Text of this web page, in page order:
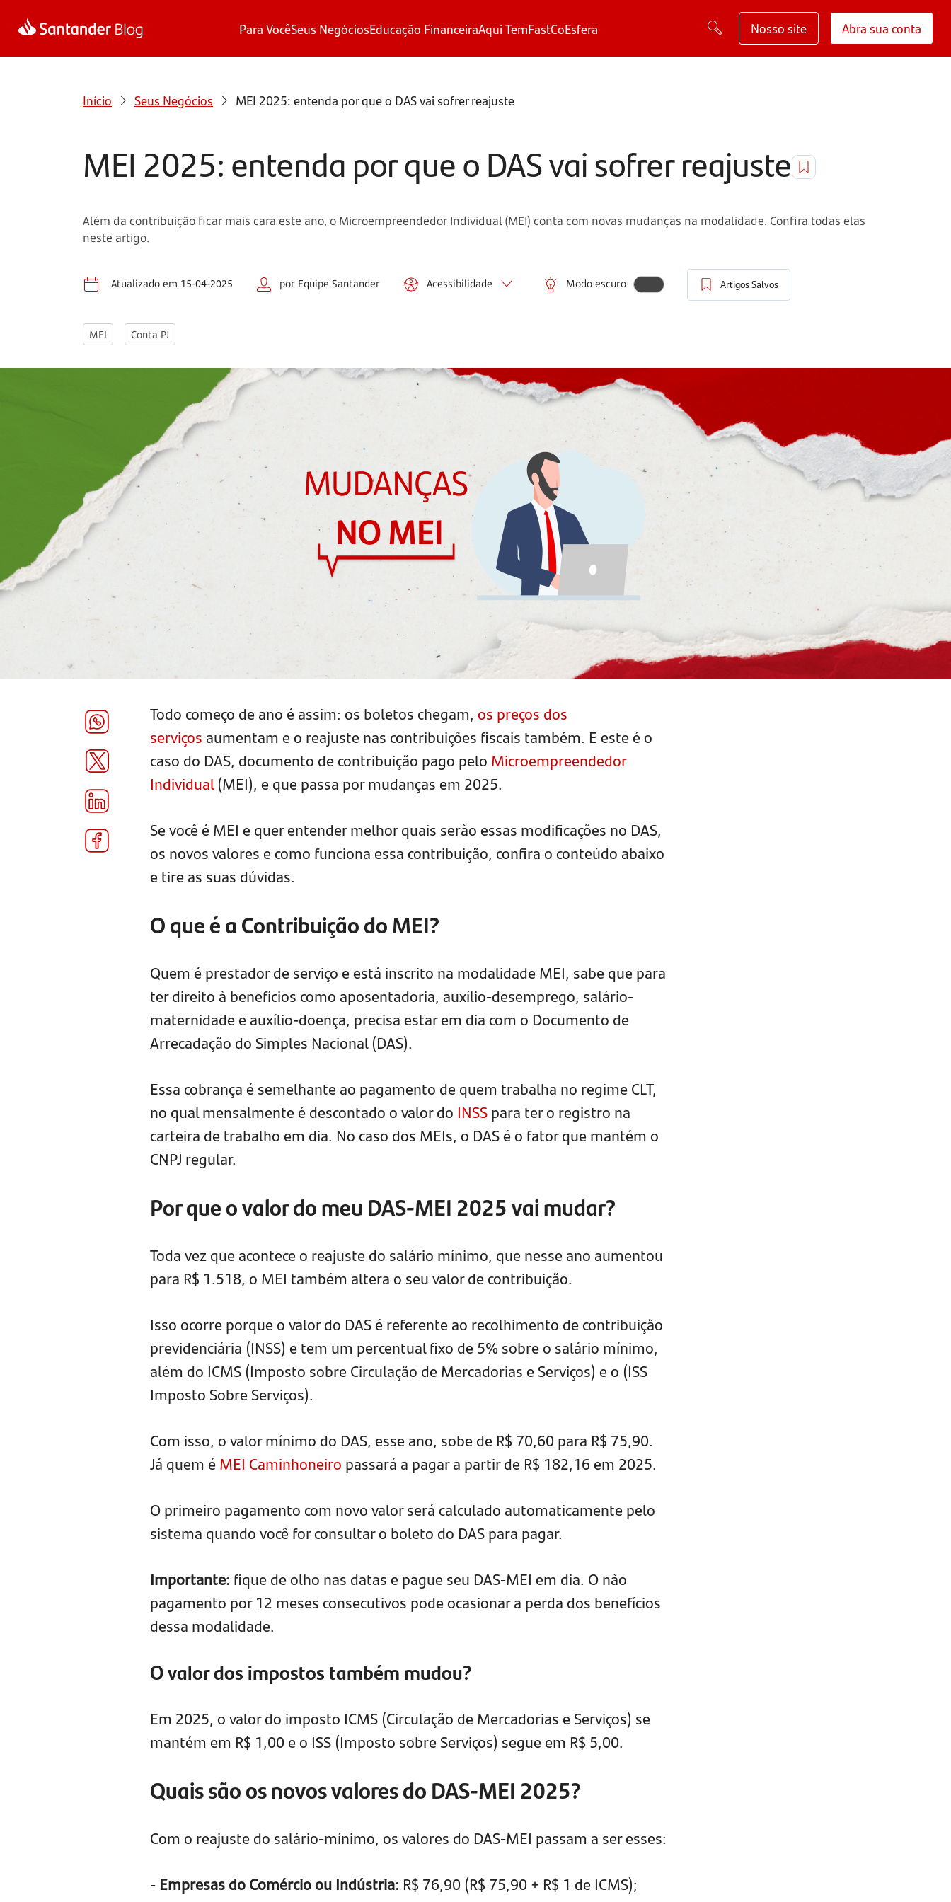
Para VocêSeus NegóciosEducação FinanceiraAqui TemFastCoEsfera Nosso site Abra sua conta
Início Seus Negócios MEI 2025: entenda por que o DAS vai sofrer reajuste
MEI 2025: entenda por que o DAS vai sofrer reajuste
Além da contribuição ficar mais cara este ano, o Microempreendedor Individual (MEI) conta com novas mudanças na modalidade. Confira todas elas
neste artigo.
Atualizado em 15-04-2025 por Equipe Santander Acessibilidade Modo escuro Artigos Salvos
MEI Conta PJ
Todo começo de ano é assim: os boletos chegam, os preços dos
serviços aumentam e o reajuste nas contribuições fiscais também. E este é o
caso do DAS, documento de contribuição pago pelo Microempreendedor
Individual(MEI), e que passa por mudanças em 2025.
Se você é MEI e quer entender melhor quais serão essas modificações no DAS,
os novos valores e como funciona essa contribuição, confira o conteúdo abaixo
e tire as suas dúvidas.
O que é a Contribuição do MEI?
Quem é prestador de serviço e está inscrito na modalidade MEI, sabe que para
ter direito à benefícios como aposentadoria, auxílio-desemprego, salário-
maternidade e auxílio-doença, precisa estar em dia com o Documento de
Arrecadação do Simples Nacional (DAS).
Essa cobrança é semelhante ao pagamento de quem trabalha no regime CLT,
no qual mensalmente é descontado o valor do INSSpara ter o registro na
carteira de trabalho em dia. No caso dos MEIs, o DAS é o fator que mantém o
CNPJ regular.
Por que o valor do meu DAS-MEI 2025 vai mudar?
Toda vez que acontece o reajuste do salário mínimo, que nesse ano aumentou
para R$ 1.518, o MEI também altera o seu valor de contribuição.
Isso ocorre porque o valor do DAS é referente ao recolhimento de contribuição
previdenciária (INSS) e tem um percentual fixo de 5% sobre o salário mínimo,
além do ICMS (Imposto sobre Circulação de Mercadorias e Serviços) e o (ISS
Imposto Sobre Serviços).
Com isso, o valor mínimo do DAS, esse ano, sobe de R$ 70,60 para R$ 75,90.
Já quem éMEI Caminhoneiro passará a pagar a partir de R$ 182,16 em 2025.
O primeiro pagamento com novo valor será calculado automaticamente pelo
sistema quando você for consultar o boleto do DAS para pagar.
Importante: fique de olho nas datas e pague seu DAS-MEI em dia. O não
pagamento por 12 meses consecutivos pode ocasionar a perda dos benefícios
dessa modalidade.
O valor dos impostos também mudou?
Em 2025, o valor do imposto ICMS (Circulação de Mercadorias e Serviços) se
mantém em R$ 1,00 e o ISS (Imposto sobre Serviços) segue em R$ 5,00.
Quais são os novos valores do DAS-MEI 2025?
Com o reajuste do salário-mínimo, os valores do DAS-MEI passam a ser esses:
- Empresas do Comércio ou Indústria: R$ 76,90 (R$ 75,90 + R$ 1 de ICMS);